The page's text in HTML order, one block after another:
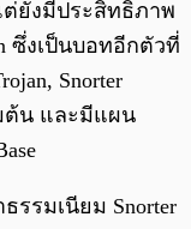
ต่ยังมีประสิทธิภาพ
ซึ่งเป็นบอทอีกตัวที่
Snorter
ต้น และมีแผน
รมเนียม Snorter